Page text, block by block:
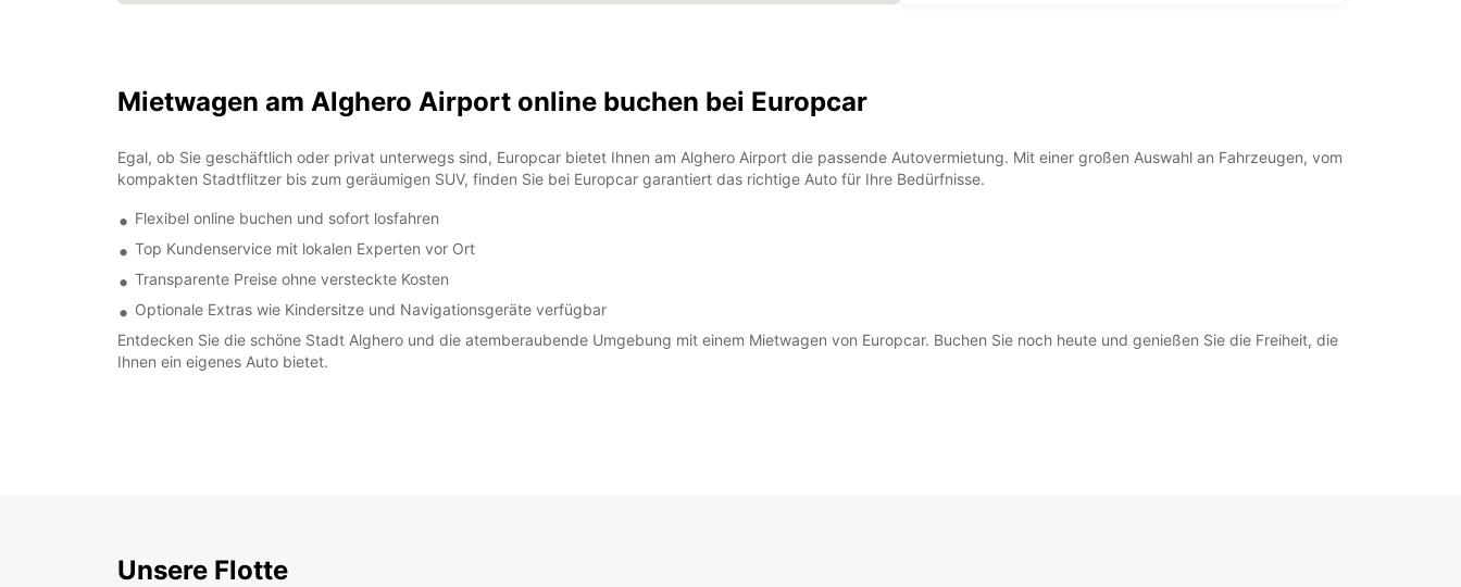
Mietwagen am Alghero Airport online buchen bei Europcar
Egal, ob Sie geschäftlich oder privat unterwegs sind, Europcar bietet Ihnen am Alghero Airport die passende Autovermietung. Mit einer großen Auswahl an Fahrzeugen, vom
kompakten Stadtflitzer bis zum geräumigen SUV, finden Sie bei Europcar garantiert das richtige Auto für Ihre Bedürfnisse.
Flexibel online buchen und sofort losfahren
Top Kundenservice mit lokalen Experten vor Ort
Transparente Preise ohne versteckte Kosten
Optionale Extras wie Kindersitze und Navigationsgeräte verfügbar
Entdecken Sie die schöne Stadt Alghero und die atemberaubende Umgebung mit einem Mietwagen von Europcar. Buchen Sie noch heute und genießen Sie die Freiheit, die
Ihnen ein eigenes Auto bietet.
Unsere Flotte